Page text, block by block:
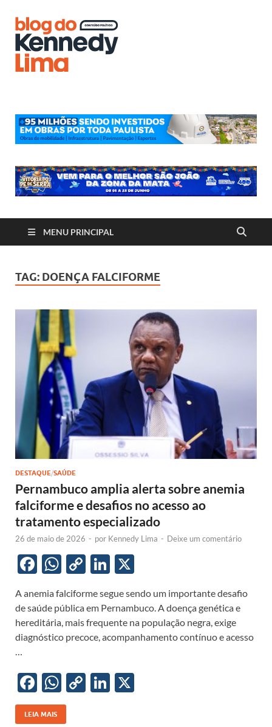
MENU PRINCIPAL
TAG: DOENÇA FALCIFORME
DESTAQUE/SAÚDE
Pernambuco amplia alerta sobre anemia
falciforme e desafios no acesso ao
tratamento especializado
26 de maio de 2026 - por Kennedy Lima - Deixe um comentário
F
e
b
o
k
W
at
s
A
p
C
p
y
Li
k
Li
k
e
dI
A anemia falciforme segue sendo um importante desafio
de saúde pública em Pernambuco. A doença genética e
hereditária, mais frequente na população negra, exige
diagnóstico precoce, acompanhamento contínuo e acesso
F
ac
e
W
h
at
C
Li
LEIA MAIS